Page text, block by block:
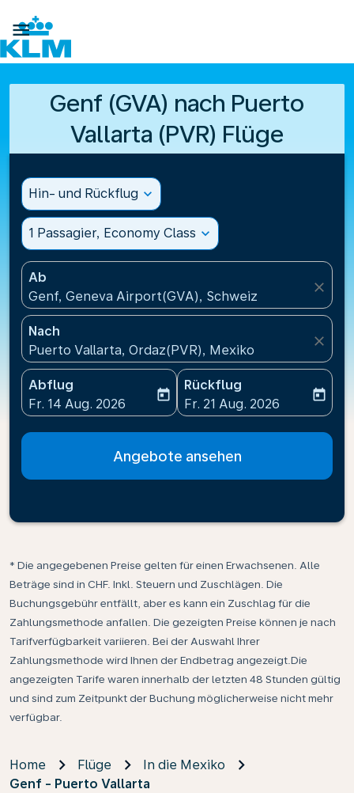

Genf (GVA) nach Puerto
Vallarta (PVR) Flüge
Hin- und Rückflug expand_more
1 Passagier, Economy Class expand_more
Ab
Genf, Geneva Airport(GVA), Schweiz
close
Nach
Puerto Vallarta, Ordaz(PVR), Mexiko
close
Abflug
fc-booking-departure-date-aria-label
Fr. 14 Aug. 2026
today
Rückflug
fc-booking-return-date-
Fr. 21 Aug. 2026
today
Angebote ansehen
* Die angegebenen Preise gelten für einen Erwachsenen. Alle
Beträge sind in CHF. Inkl. Steuern und Zuschlägen. Die
Buchungsgebühr entfällt, aber es kann ein Zuschlag für die
Zahlungsmethode anfallen. Die gezeigten Preise können je nach
Tarifverfügbarkeit variieren. Bei der Auswahl Ihrer
Zahlungsmethode wird Ihnen der Endbetrag angezeigt.Die
angezeigten Tarife waren innerhalb der letzten 48 Stunden gültig
und sind zum Zeitpunkt der Buchung möglicherweise nicht mehr
verfügbar.
Home Flüge
In die Mexiko
Genf - Puerto Vallarta